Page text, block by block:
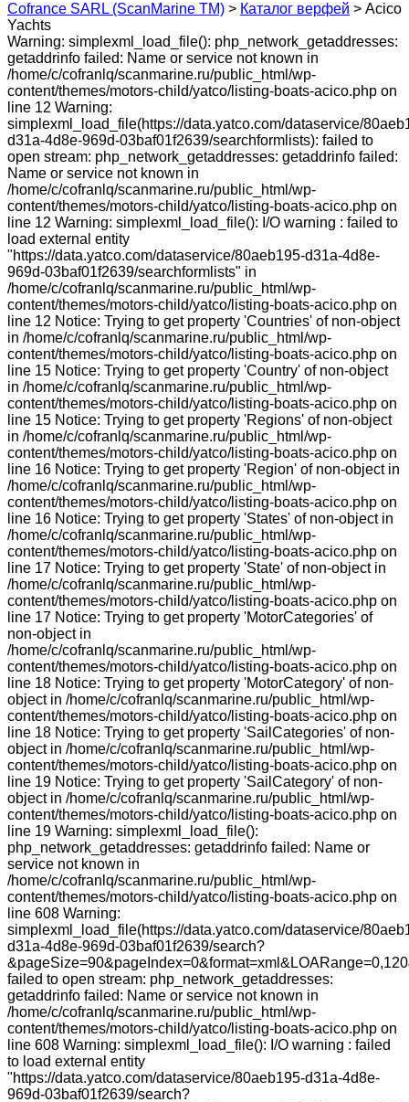
Cofrance SARL (ScanMarine TM) > Каталог верфей > Acico
Yachts
Warning: simplexml_load_file(): php_network_getaddresses:
getaddrinfo failed: Name or service not known in
/home/c/cofranlq/scanmarine.ru/public_html/wp-
content/themes/motors-child/yatco/listing-boats-acico.php on
line 12 Warning:
simplexml_load_file(https://data.yatco.com/dataservice/
d31a-4d8e-969d-03baf01f2639/searchformlists): failed to
open stream: php_network_getaddresses: getaddrinfo failed:
Name or service not known in
/home/c/cofranlq/scanmarine.ru/public_html/wp-
content/themes/motors-child/yatco/listing-boats-acico.php on
line 12 Warning: simplexml_load_file(): I/O warning : failed to
load external entity
"https://data.yatco.com/dataservice/80aeb195-d31a-4d8e-
969d-03baf01f2639/searchformlists" in
/home/c/cofranlq/scanmarine.ru/public_html/wp-
content/themes/motors-child/yatco/listing-boats-acico.php on
line 12 Notice: Trying to get property 'Countries' of non-object
in /home/c/cofranlq/scanmarine.ru/public_html/wp-
content/themes/motors-child/yatco/listing-boats-acico.php on
line 15 Notice: Trying to get property 'Country' of non-object
in /home/c/cofranlq/scanmarine.ru/public_html/wp-
content/themes/motors-child/yatco/listing-boats-acico.php on
line 15 Notice: Trying to get property 'Regions' of non-object
in /home/c/cofranlq/scanmarine.ru/public_html/wp-
content/themes/motors-child/yatco/listing-boats-acico.php on
line 16 Notice: Trying to get property 'Region' of non-object in
/home/c/cofranlq/scanmarine.ru/public_html/wp-
content/themes/motors-child/yatco/listing-boats-acico.php on
line 16 Notice: Trying to get property 'States' of non-object in
/home/c/cofranlq/scanmarine.ru/public_html/wp-
content/themes/motors-child/yatco/listing-boats-acico.php on
line 17 Notice: Trying to get property 'State' of non-object in
/home/c/cofranlq/scanmarine.ru/public_html/wp-
content/themes/motors-child/yatco/listing-boats-acico.php on
line 17 Notice: Trying to get property 'MotorCategories' of
non-object in
/home/c/cofranlq/scanmarine.ru/public_html/wp-
content/themes/motors-child/yatco/listing-boats-acico.php on
line 18 Notice: Trying to get property 'MotorCategory' of non-
object in /home/c/cofranlq/scanmarine.ru/public_html/wp-
content/themes/motors-child/yatco/listing-boats-acico.php on
line 18 Notice: Trying to get property 'SailCategories' of non-
object in /home/c/cofranlq/scanmarine.ru/public_html/wp-
content/themes/motors-child/yatco/listing-boats-acico.php on
line 19 Notice: Trying to get property 'SailCategory' of non-
object in /home/c/cofranlq/scanmarine.ru/public_html/wp-
content/themes/motors-child/yatco/listing-boats-acico.php on
line 19 Warning: simplexml_load_file():
php_network_getaddresses: getaddrinfo failed: Name or
service not known in
/home/c/cofranlq/scanmarine.ru/public_html/wp-
content/themes/motors-child/yatco/listing-boats-acico.php on
line 608 Warning:
simplexml_load_file(https://data.yatco.com/dataservice/
d31a-4d8e-969d-03baf01f2639/search?
failed to open stream: php_network_getaddresses:
getaddrinfo failed: Name or service not known in
/home/c/cofranlq/scanmarine.ru/public_html/wp-
content/themes/motors-child/yatco/listing-boats-acico.php on
line 608 Warning: simplexml_load_file(): I/O warning : failed
to load external entity
"https://data.yatco.com/dataservice/80aeb195-d31a-4d8e-
969d-03baf01f2639/search?